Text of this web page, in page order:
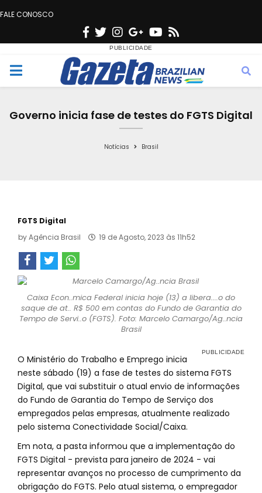
FALE CONOSCO
F
c
e
o
T
w
i
t
e
n
s
t
g
G
o
o
g
e
Y
u
t
b
s
M
Governo inicia fase de testes do FGTS Digital
Notícias Brasil
FGTS Digital
byAgência Brasil 19 de Agosto, 2023 às 11h52
Caixa Econ..mica Federal inicia hoje (13) a libera....o do
saque de at.. R$ 500 em contas do Fundo de Garantia do
Tempo de Servi..o (FGTS). Foto: Marcelo Camargo/Ag..ncia
Brasil
O Ministério do Trabalho e Emprego inicia
neste sábado (19) a fase de testes do sistema FGTS
Digital, que vai substituir o atual envio de informações
do Fundo de Garantia do Tempo de Serviço dos
empregados pelas empresas, atualmente realizado
pelo sistema Conectividade Social/Caixa.
Em nota, a pasta informou que a implementação do
FGTS Digital - prevista para janeiro de 2024 - vai
representar avanços no processo de cumprimento da
obrigação do FGTS. Pelo atual sistema, o empregador